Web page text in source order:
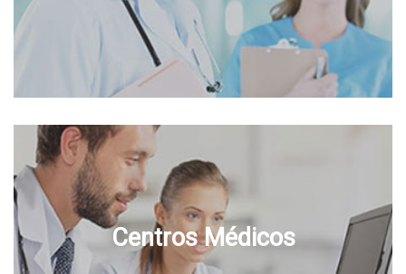
Centros Médicos